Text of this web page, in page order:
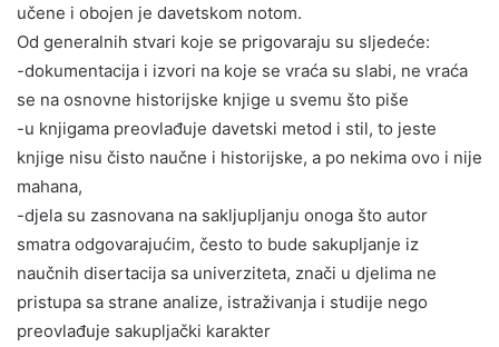
učene i obojen je davetskom notom.
Od generalnih stvari koje se prigovaraju su sljedeće:
-dokumentacija i izvori na koje se vraća su slabi, ne vraća
se na osnovne historijske knjige u svemu što piše
-u knjigama preovlađuje davetski metod i stil, to jeste
knjige nisu čisto naučne i historijske, a po nekima ovo i nije
mahana,
-djela su zasnovana na sakljupljanju onoga što autor
smatra odgovarajućim, često to bude sakupljanje iz
naučnih disertacija sa univerziteta, znači u djelima ne
pristupa sa strane analize, istraživanja i studije nego
preovlađuje sakupljački karakter